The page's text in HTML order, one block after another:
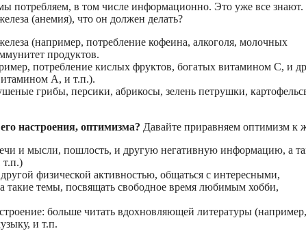
потребляем, в том числе информационно. Это уже все знают.
(анемия), что он должен делать?
(например, потребление кофеина, алкоголя, молочных
продуктов.
потребление кислых фруктов, богатых витамином С, и
А, и т.п.).
грибы, персики, абрикосы, зелень петрушки,
настроения, оптимизма? Давайте приравняем оптимизм к
и мысли, пошлость, и другую негативную информацию, а
т.п.)
физической активностью, общаться с интересными,
темы, посвящать свободное время любимым хобби,
больше читать вдохновляющей литературы (например,
и т.п.